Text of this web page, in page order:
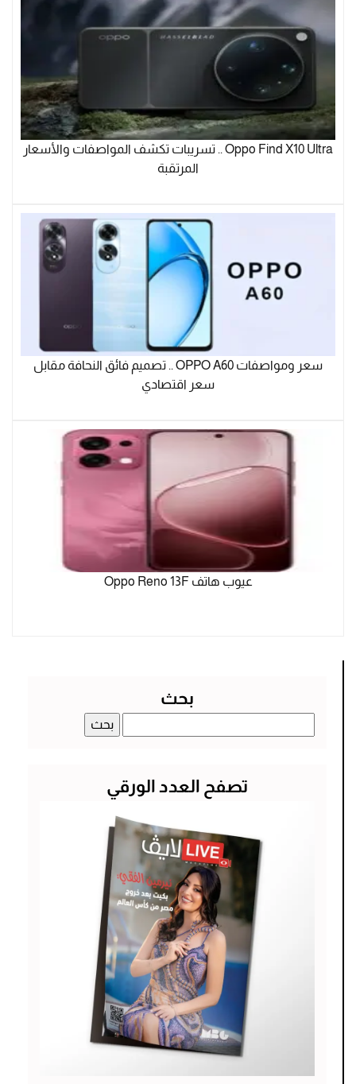
Oppo Find X10 Ultra .. تسريبات تكشف المواصفات والأسعار
المرتقبة
سعر ومواصفات OPPO A60 .. تصميم فائق النحافة مقابل
سعر اقتصادي
عيوب هاتف Oppo Reno 13F
بحث
عن:
تصفح العدد الورقي